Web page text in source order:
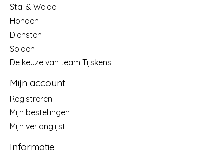
Stal & Weide
Honden
Diensten
Solden
De keuze van team Tijskens
Mijn account
Registreren
Mijn bestellingen
Mijn verlanglijst
Informatie